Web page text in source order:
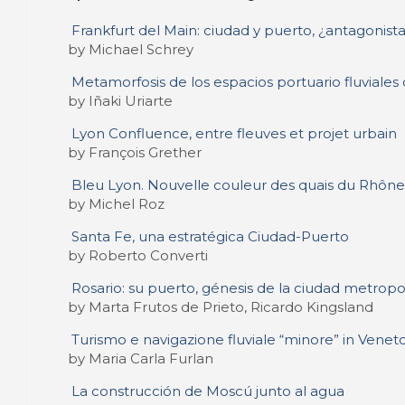
Frankfurt del Main: ciudad y puerto,
by Michael Schrey
Metamorfosis de los espacios portuario fluviales
by Iñaki Uriarte
Lyon Confluence, entre fleuves et projet urbain
by François Grether
Bleu Lyon. Nouvelle couleur des quais du Rhône
by Michel Roz
Santa Fe, una estratégica Ciudad-Puerto
by Roberto Converti
Rosario: su puerto, génesis de la ciudad
by Marta Frutos de Prieto, Ricardo Kingsland
Turismo e navigazione fluviale “minore” in
by Maria Carla Furlan
La construcción de Moscú junto al agua